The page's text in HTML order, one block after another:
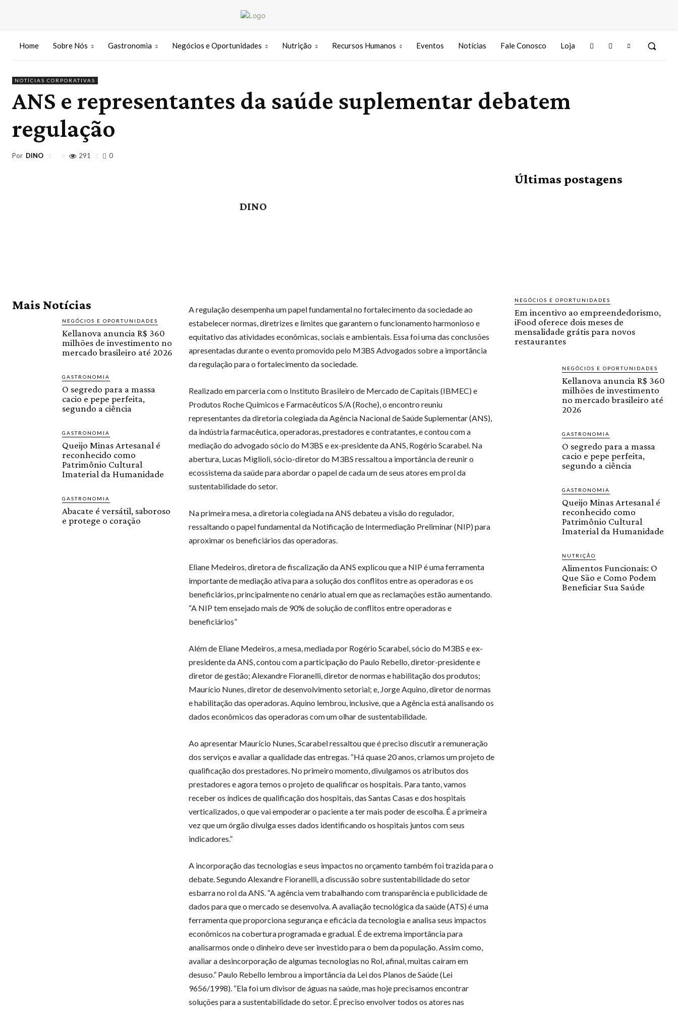
Home Sobre Nós Gastronomia Negócios e Oportunidades Nutrição Recursos Humanos Eventos Notícias Fale Conosco Loja
NOTÍCIAS CORPORATIVAS
ANS e representantes da saúde suplementar debatem
regulação
Por DINO 291 0
DINO
Mais Notícias
NEGÓCIOS E OPORTUNIDADES
Kellanova anuncia R$ 360
milhões de investimento no
mercado brasileiro até 2026
GASTRONOMIA
O segredo para a massa
cacio e pepe perfeita,
segundo a ciência
GASTRONOMIA
Queijo Minas Artesanal é
reconhecido como
Patrimônio Cultural
Imaterial da Humanidade
GASTRONOMIA
Abacate é versátil, saboroso
e protege o coração
A regulação desempenha um papel fundamental no fortalecimento da sociedade ao
estabelecer normas, diretrizes e limites que garantem o funcionamento harmonioso e
equitativo das atividades econômicas, sociais e ambientais. Essa foi uma das conclusões
apresentadas durante o evento promovido pelo M3BS Advogados sobre a importância
da regulação para o fortalecimento da sociedade.
Realizado em parceria com o Instituto Brasileiro de Mercado de Capitais (IBMEC) e
Produtos Roche Químicos e Farmacêuticos S/A (Roche), o encontro reuniu
representantes da diretoria colegiada da Agência Nacional de Saúde Suplementar (ANS),
da indústria farmacêutica, operadoras, prestadores e contratantes, e contou com a
mediação do advogado sócio do M3BS e ex-presidente da ANS, Rogério Scarabel. Na
abertura, Lucas Miglioli, sócio-diretor do M3BS ressaltou a importância de reunir o
ecossistema da saúde para abordar o papel de cada um de seus atores em prol da
sustentabilidade do setor.
Na primeira mesa, a diretoria colegiada na ANS debateu a visão do regulador,
ressaltando o papel fundamental da Notificação de Intermediação Preliminar (NIP) para
aproximar os beneficiários das operadoras.
Eliane Medeiros, diretora de fiscalização da ANS explicou que a NIP é uma ferramenta
importante de mediação ativa para a solução dos conflitos entre as operadoras e os
beneficiários, principalmente no cenário atual em que as reclamações estão aumentando.
“A NIP tem ensejado mais de 90% de solução de conflitos entre operadoras e
beneficiários”
Além de Eliane Medeiros, a mesa, mediada por Rogério Scarabel, sócio do M3BS e ex-
presidente da ANS, contou com a participação do Paulo Rebello, diretor-presidente e
diretor de gestão; Alexandre Fioranelli, diretor de normas e habilitação dos produtos;
Maurício Nunes, diretor de desenvolvimento setorial; e, Jorge Aquino, diretor de normas
e habilitação das operadoras. Aquino lembrou, inclusive, que a Agência está analisando os
dados econômicos das operadoras com um olhar de sustentabilidade.
Ao apresentar Maurício Nunes, Scarabel ressaltou que é preciso discutir a remuneração
dos serviços e avaliar a qualidade das entregas. “Há quase 20 anos, criamos um projeto de
qualificação dos prestadores. No primeiro momento, divulgamos os atributos dos
prestadores e agora temos o projeto de qualificar os hospitais. Para tanto, vamos
receber os índices de qualificação dos hospitais, das Santas Casas e dos hospitais
verticalizados, o que vai empoderar o paciente a ter mais poder de escolha. É a primeira
vez que um órgão divulga esses dados identificando os hospitais juntos com seus
indicadores.”
A incorporação das tecnologias e seus impactos no orçamento também foi trazida para o
debate. Segundo Alexandre Fioranelli, a discussão sobre sustentabilidade do setor
esbarra no rol da ANS. “A agência vem trabalhando com transparência e publicidade de
dados para que o mercado se desenvolva. A avaliação tecnológica da saúde (ATS) é uma
ferramenta que proporciona segurança e eficácia da tecnologia e analisa seus impactos
econômicos na cobertura programada e gradual. É de extrema importância para
analisarmos onde o dinheiro deve ser investido para o bem da população. Assim como,
avaliar a desincorporação de algumas tecnologias no Rol, afinal, muitas caíram em
desuso.” Paulo Rebello lembrou a importância da Lei dos Planos de Saúde (Lei
9656/1998). “Ela foi um divisor de águas na saúde, mas hoje precisamos encontrar
soluções para a sustentabilidade do setor. É preciso envolver todos os atores nas
Últimas postagens
NEGÓCIOS E OPORTUNIDADES
Em incentivo ao empreendedorismo,
iFood oferece dois meses de
mensalidade grátis para novos
restaurantes
NEGÓCIOS E OPORTUNIDADES
Kellanova anuncia R$ 360
milhões de investimento
no mercado brasileiro até
2026
GASTRONOMIA
O segredo para a massa
cacio e pepe perfeita,
segundo a ciência
GASTRONOMIA
Queijo Minas Artesanal é
reconhecido como
Patrimônio Cultural
Imaterial da Humanidade
NUTRIÇÃO
Alimentos Funcionais: O
Que São e Como Podem
Beneficiar Sua Saúde